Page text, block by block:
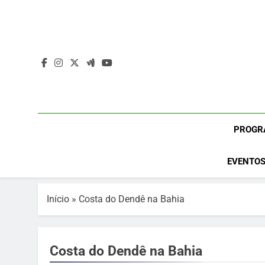
Início » Costa do Dendê na Bahia
Costa do Dendê na Bahia